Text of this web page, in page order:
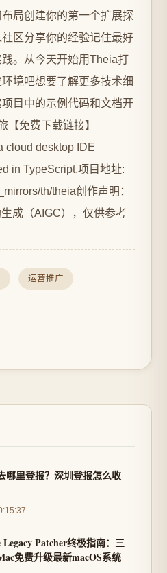
局创建你的第一个扩展探
区分享你的经验记住最好
。从今天开始用Theia打
境吧想要了解更多技术细
目中的示例代码和文档开
【免费下载链接】
cloud desktop IDE
in TypeScript.项目地址:
th/theia创作声明：
成（AIGC），仅供参考
运营推广
哪里登报？深圳登报怎么收
Legacy Patcher终极指南：三
免费升级最新macOS系统